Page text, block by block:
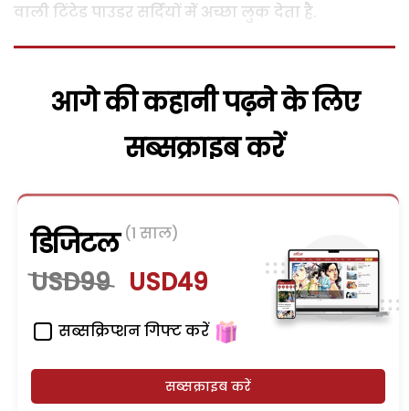
वाली टिंटेड पाउडर सर्दियों में अच्छा लुक देता है.
आगे की कहानी पढ़ने के लिए
सब्सक्राइब करें
डिजिटल (1 साल)
USD99 USD49
सब्सक्रिप्शन गिफ्ट करें
सब्सक्राइब करें